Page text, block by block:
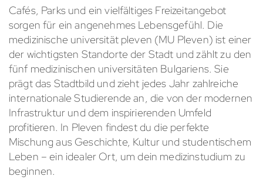
Cafés, Parks und ein vielfältiges Freizeitangebot
sorgen für ein angenehmes Lebensgefühl. Die
medizinische universität pleven (MU Pleven) ist einer
der wichtigsten Standorte der Stadt und zählt zu den
fünf medizinischen universitäten Bulgariens. Sie
prägt das Stadtbild und zieht jedes Jahr zahlreiche
internationale Studierende an, die von der modernen
Infrastruktur und dem inspirierenden Umfeld
profitieren. In Pleven findest du die perfekte
Mischung aus Geschichte, Kultur und studentischem
Leben – ein idealer Ort, um dein medizinstudium zu
beginnen.